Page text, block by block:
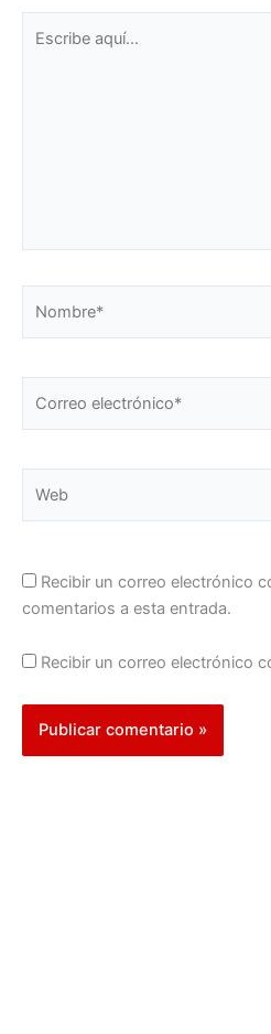
aquí...
electrónico*
Recibir un correo electrónico
comentarios a esta entrada.
Recibir un correo electrónico